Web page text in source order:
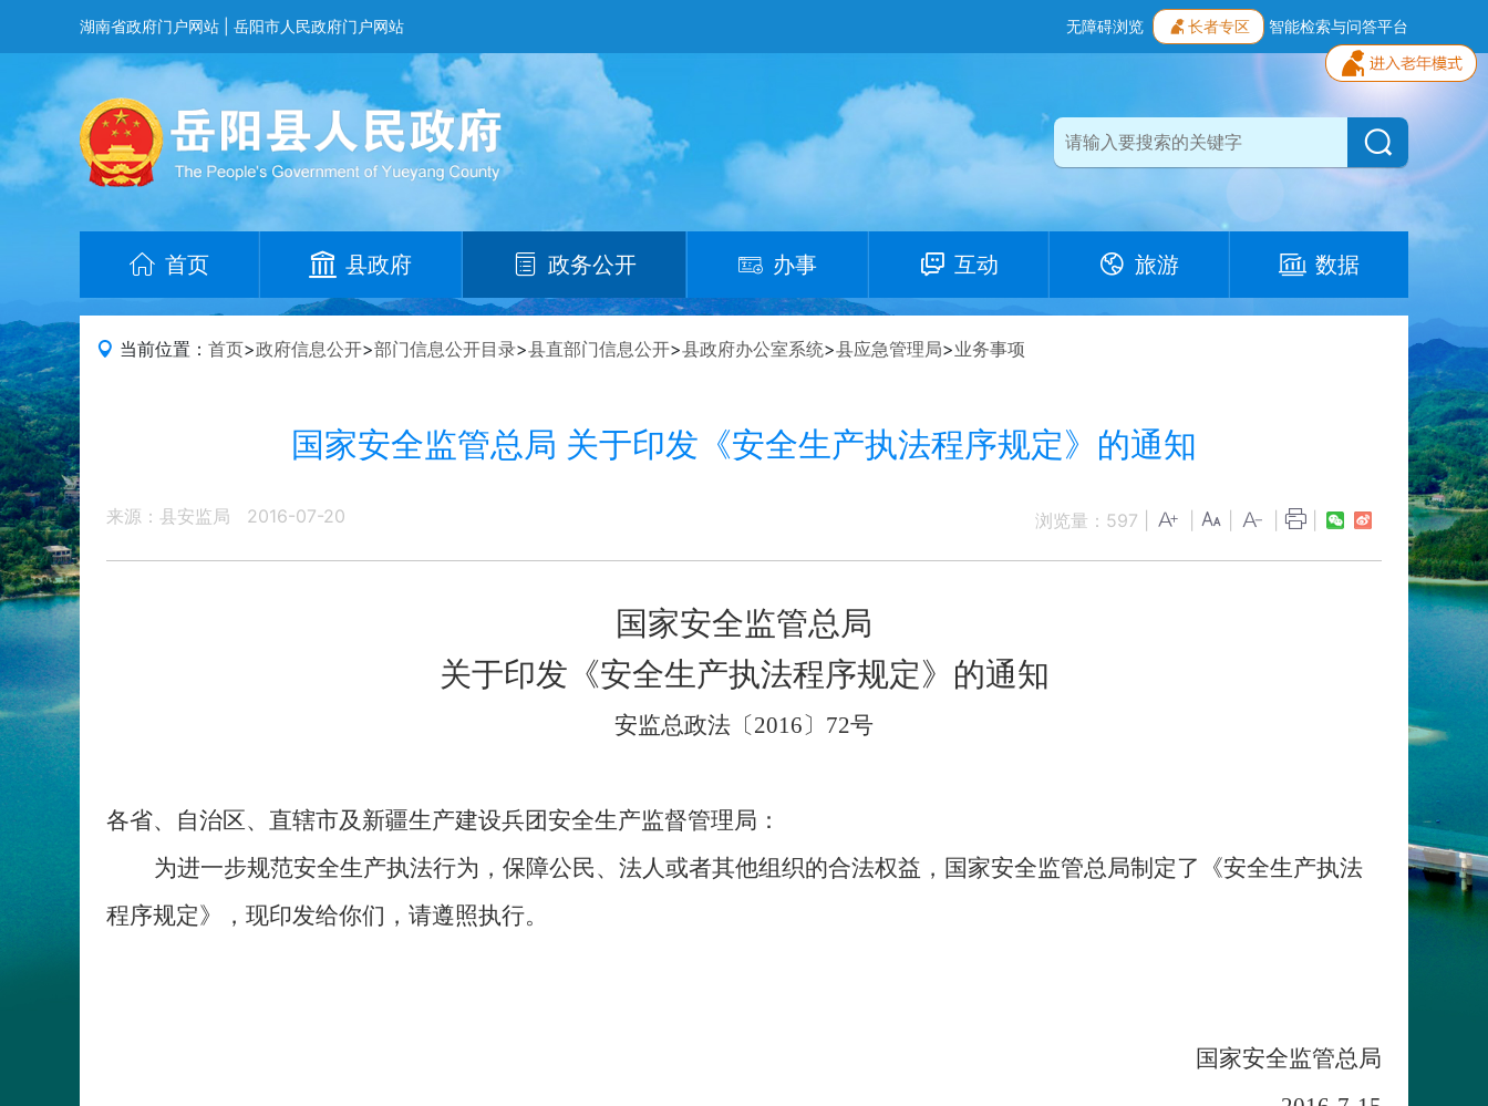
湖南省政府门户网站 岳阳市人民政府门户网站 无障碍浏览 长者专区 智能检索与问答平台
首页 县政府 政务公开 办事 互动 旅游 数据
当前位置： 首页>政府信息公开>部门信息公开目录>县直部门信息公开>县政府办公室系统>县应急管理局>业务事项
国家安全监管总局 关于印发《安全生产执法程序规定》的通知
来源：县安监局 2016-07-20 浏览量： 597
国家安全监管总局
关于印发《安全生产执法程序规定》的通知
安监总政法〔2016〕 72号
各省、自治区、直辖市及新疆生产建设兵团安全生产监督管理局：
为进一步规范安全生产执法行为，保障公民、法人或者其他组织的合法权益，国家安全监管总局制定了《安全生产执法
程序规定》，现印发给你们，请遵照执行。
国家安全监管总局